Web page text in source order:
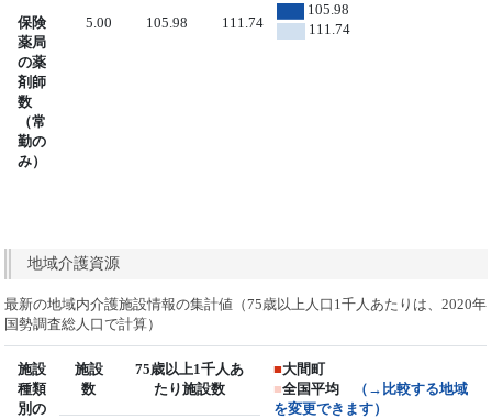
保険
薬局
の薬
剤師
数
（常
勤の
み）
5.00 105.98 111.74
105.98
111.74
地域介護資源
最新の地域内介護施設情報の集計値（75歳以上人口1千人あたりは、2020年
国勢調査総人口で計算）
施設
種類
別の
施設
数
75歳以上1千人あ
たり施設数
■大間町
■全国平均
（→比較する地域
を変更できます）